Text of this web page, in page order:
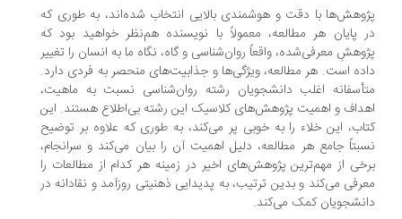
با دقت و هوشمندی بالایی انتخاب شده‌اند، به طوری که
پایان هر مطالعه، معمولاً با نویسنده هم‌نظر خواهید بود که
معرفی‌شده، واقعاً روان‌شناسی و گاه، نگاه ما به انسان را تغییر
است. هر مطالعه، ویژگی‌ها و جذابیت‌های منحصر به فردی دارد.
اغلب دانشجویان رشته روان‌شناسی نسبت به ماهیت،
و اهمیت پژوهش‌های کلاسیک این رشته بی‌اطلاع هستند. این
این خلاء را به خوبی پر می‌کند، به طوری که علاوه بر توضیح
جامع هر مطالعه، دلیل اهمیت آن را بیان می‌کند و سرانجام،
از مهم‌ترین پژوهش‌های اخیر در زمینه هر کدام از مطالعات را
می‌کند و بدین ترتیب، به پدیدایی ذهنیتی روزآمد و نقادانه در
کمک می‌کند.